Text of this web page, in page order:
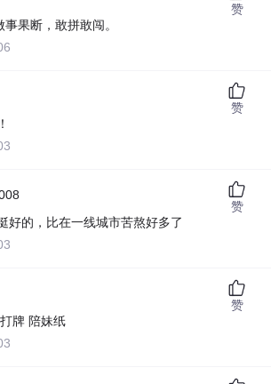
果断，敢拼敢闯。
赞
赞
好的，比在一线城市苦熬好多了
赞
牌 陪妹纸
赞